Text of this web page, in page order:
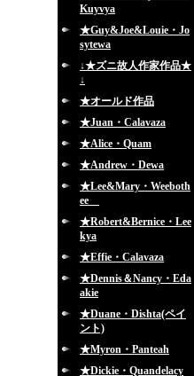
Kuyvya
★Guy&Joe&Louie・Jo
sytewa
↓★ズニ故人作家作品★
↓
★オールド作品
★Juan・Calavaza
★Alice・Quam
★Andrew・Dewa
★Lee&Mary・Weeboth
ee
★Robert&Bernice・Lee
kya
★Effie・Calavaza
★Dennis＆Nancy・Eda
akie
★Duane・Dishta(ペイ
ント)
★Myron・Panteah
★Dickie・Quandelacy